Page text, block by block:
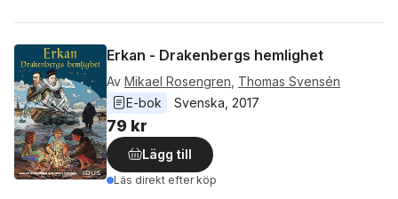
Erkan - Drakenbergs hemlighet
Av Mikael Rosengren Thomas Svensén
E-bok
Svenska 2017
79 kr
Lägg till
Läs direkt efter köp